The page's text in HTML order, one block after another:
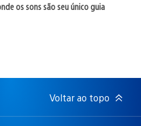
os sons são seu único guia
Voltar ao topo